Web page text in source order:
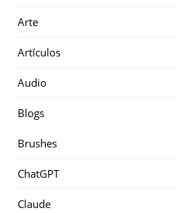
Arte
Artículos
Audio
Blogs
Brushes
ChatGPT
Claude